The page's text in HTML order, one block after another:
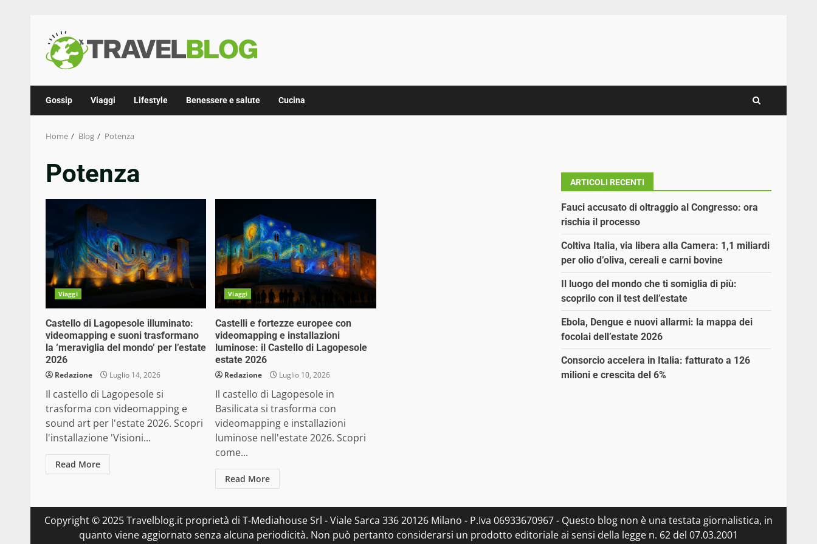
content
Gossip Viaggi Lifestyle Benessere e salute Cucina
Home Blog Potenza
Potenza
Viaggi
Castello di Lagopesole illuminato:
videomapping e suoni trasformano
la ‘meraviglia del mondo’ per l’estate
2026
Redazione Luglio 14, 2026
Il castello di Lagopesole si
trasforma con videomapping e
sound art per l'estate 2026. Scopri
l'installazione 'Visioni...
Read More
Viaggi
Castelli e fortezze europee con
videomapping e installazioni
luminose: il Castello di Lagopesole
estate 2026
Redazione Luglio 10, 2026
Il castello di Lagopesole in
Basilicata si trasforma con
videomapping e installazioni
luminose nell'estate 2026. Scopri
come...
Read More
ARTICOLI RECENTI
Fauci accusato di oltraggio al Congresso: ora
rischia il processo
Coltiva Italia, via libera alla Camera: 1,1 miliardi
per olio d’oliva, cereali e carni bovine
Il luogo del mondo che ti somiglia di più:
scoprilo con il test dell’estate
Ebola, Dengue e nuovi allarmi: la mappa dei
focolai dell’estate 2026
Consorcio accelera in Italia: fatturato a 126
milioni e crescita del 6%
Copyright © 2025 Travelblog.it proprietà di T-Mediahouse Srl - Viale Sarca 336 20126 Milano - P.Iva 06933670967 - Questo blog non è una testata giornalistica, in
quanto viene aggiornato senza alcuna periodicità. Non può pertanto considerarsi un prodotto editoriale ai sensi della legge n. 62 del 07.03.2001